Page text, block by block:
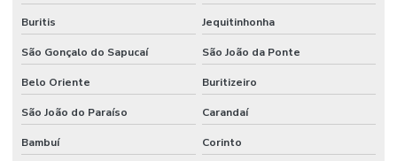
Manutenção de sistemas de climatização comercial
Manutenção de sistemas de climatização predial
Manutenção de sistemas elétricos corporativos
Buritis Jequitinhonha
São Gonçalo do Sapucaí São João da Ponte
Belo Oriente Buritizeiro
São João do Paraíso Carandaí
Bambuí Corinto